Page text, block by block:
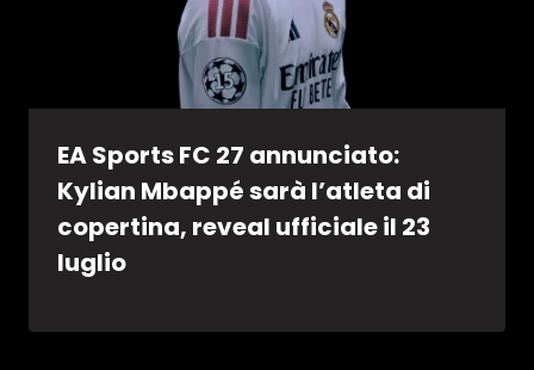
EA Sports FC 27 annunciato:
Kylian Mbappé sarà l’atleta di
copertina, reveal ufficiale il 23
luglio